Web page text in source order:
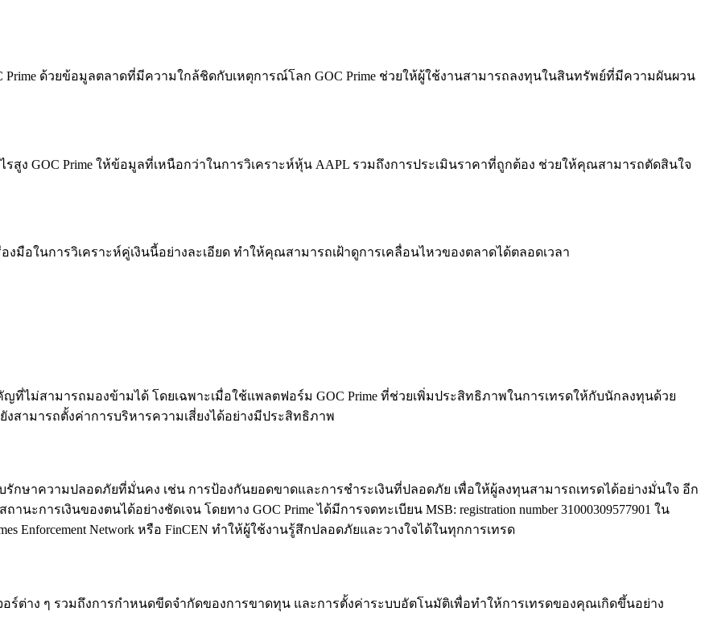
Prime ด้วยข้อมูลตลาดที่มีความใกล้ชิดกับเหตุการณ์โลก GOC Prime ช่วยให้ผู้ใช้งานสามารถลงทุนในสินทรัพย์ที่มีความผันผวน
สูง GOC Prime ให้ข้อมูลที่เหนือกว่าในการวิเคราะห์หุ้น AAPL รวมถึงการประเมินราคาที่ถูกต้อง ช่วยให้คุณสามารถตัดสินใจ
องมือในการวิเคราะห์คู่เงินนี้อย่างละเอียด ทำให้คุณสามารถเฝ้าดูการเคลื่อนไหวของตลาดได้ตลอดเวลา
ที่ไม่สามารถมองข้ามได้ โดยเฉพาะเมื่อใช้แพลตฟอร์ม GOC Prime ที่ช่วยเพิ่มประสิทธิภาพในการเทรดให้กับนักลงทุนด้วย
สามารถตั้งค่าการบริหารความเสี่ยงได้อย่างมีประสิทธิภาพ
รักษาความปลอดภัยที่มั่นคง เช่น การป้องกันยอดขาดและการชำระเงินที่ปลอดภัย เพื่อให้ผู้ลงทุนสามารถเทรดได้อย่างมั่นใจ อีก
การเงินของตนได้อย่างชัดเจน โดยทาง GOC Prime ได้มีการจดทะเบียน MSB: registration number 31000309577901 ใน
Enforcement Network หรือ FinCEN ทำให้ผู้ใช้งานรู้สึกปลอดภัยและวางใจได้ในทุกการเทรด
อร์ต่าง ๆ รวมถึงการกำหนดขีดจำกัดของการขาดทุน และการตั้งค่าระบบอัตโนมัติเพื่อทำให้การเทรดของคุณเกิดขึ้นอย่าง